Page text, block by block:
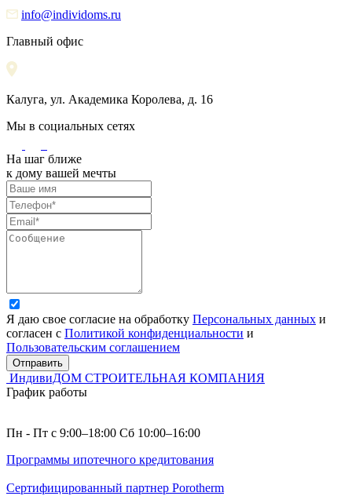
info@individoms.ru
Главный офис
Калуга, ул. Академика Королева, д. 16
Мы в социальных сетях
На шаг ближе
к дому вашей мечты
Я даю свое согласие на обработку Персональных данных и
согласен с Политикой конфиденциальности и
Пользовательским соглашением
Отправить
ИндивиДОМ СТРОИТЕЛЬНАЯ КОМПАНИЯ
График работы
Пн - Пт с 9:00–18:00 Сб 10:00–16:00
Программы ипотечного кредитования
Сертифицированный партнер Porotherm